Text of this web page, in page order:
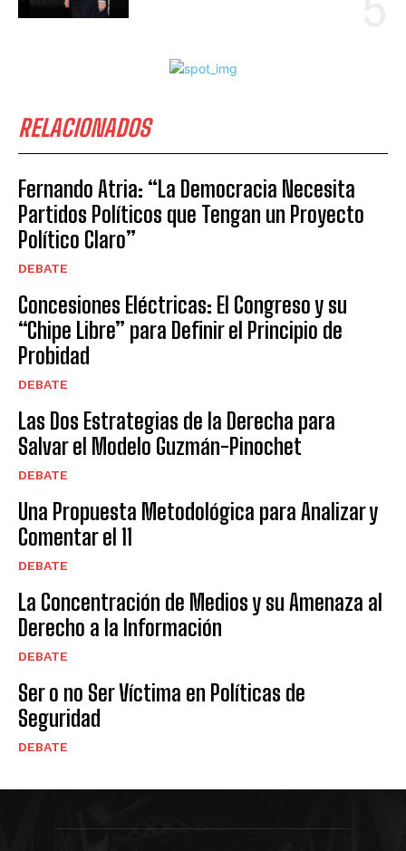
RELACIONADOS
Fernando Atria: “La Democracia Necesita
Partidos Políticos que Tengan un Proyecto
Político Claro”
DEBATE
Concesiones Eléctricas: El Congreso y su
“Chipe Libre” para Definir el Principio de
Probidad
DEBATE
Las Dos Estrategias de la Derecha para
Salvar el Modelo Guzmán-Pinochet
DEBATE
Una Propuesta Metodológica para Analizar y
Comentar el 11
DEBATE
La Concentración de Medios y su Amenaza al
Derecho a la Información
DEBATE
Ser o no Ser Víctima en Políticas de
Seguridad
DEBATE